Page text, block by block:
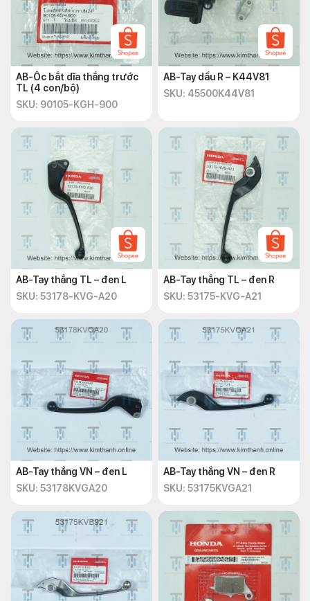
AB-Ốc bắt dĩa thắng trước
TL (4 con/bộ)
SKU: 90105-KGH-900
AB-Tay dầu R – K44V81
SKU: 45500K44V81
AB-Tay thắng TL – đen L
SKU: 53178-KVG-A20
AB-Tay thắng TL – đen R
SKU: 53175-KVG-A21
AB-Tay thắng VN – đen L
SKU: 53178KVGA20
AB-Tay thắng VN – đen R
SKU: 53175KVGA21